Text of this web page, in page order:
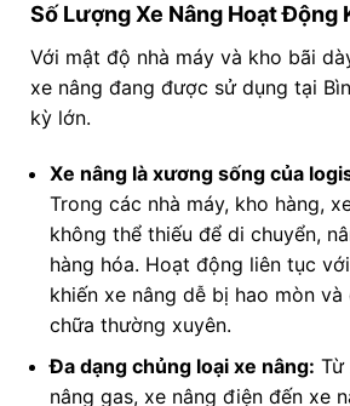
Số Lượng Xe Nâng Hoạt Động
Với mật độ nhà máy và kho bãi
xe nâng đang được sử dụng tại
kỳ lớn.
Xe nâng là xương sống của
Trong các nhà máy, kho hàng,
không thể thiếu để di chuyển,
hàng hóa. Hoạt động liên tục
khiến xe nâng dễ bị hao mòn
chữa thường xuyên.
Đa dạng chủng loại xe nâng: Từ
nâng gas, xe nâng điện đến xe